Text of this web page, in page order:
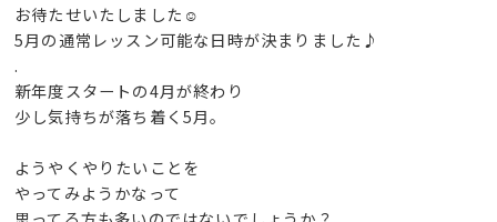
お待たせいたしました☺️
5月の通常レッスン可能な日時が決まりました♪
.
新年度スタートの4月が終わり
少し気持ちが落ち着く5月。
ようやくやりたいことを
やってみようかなって